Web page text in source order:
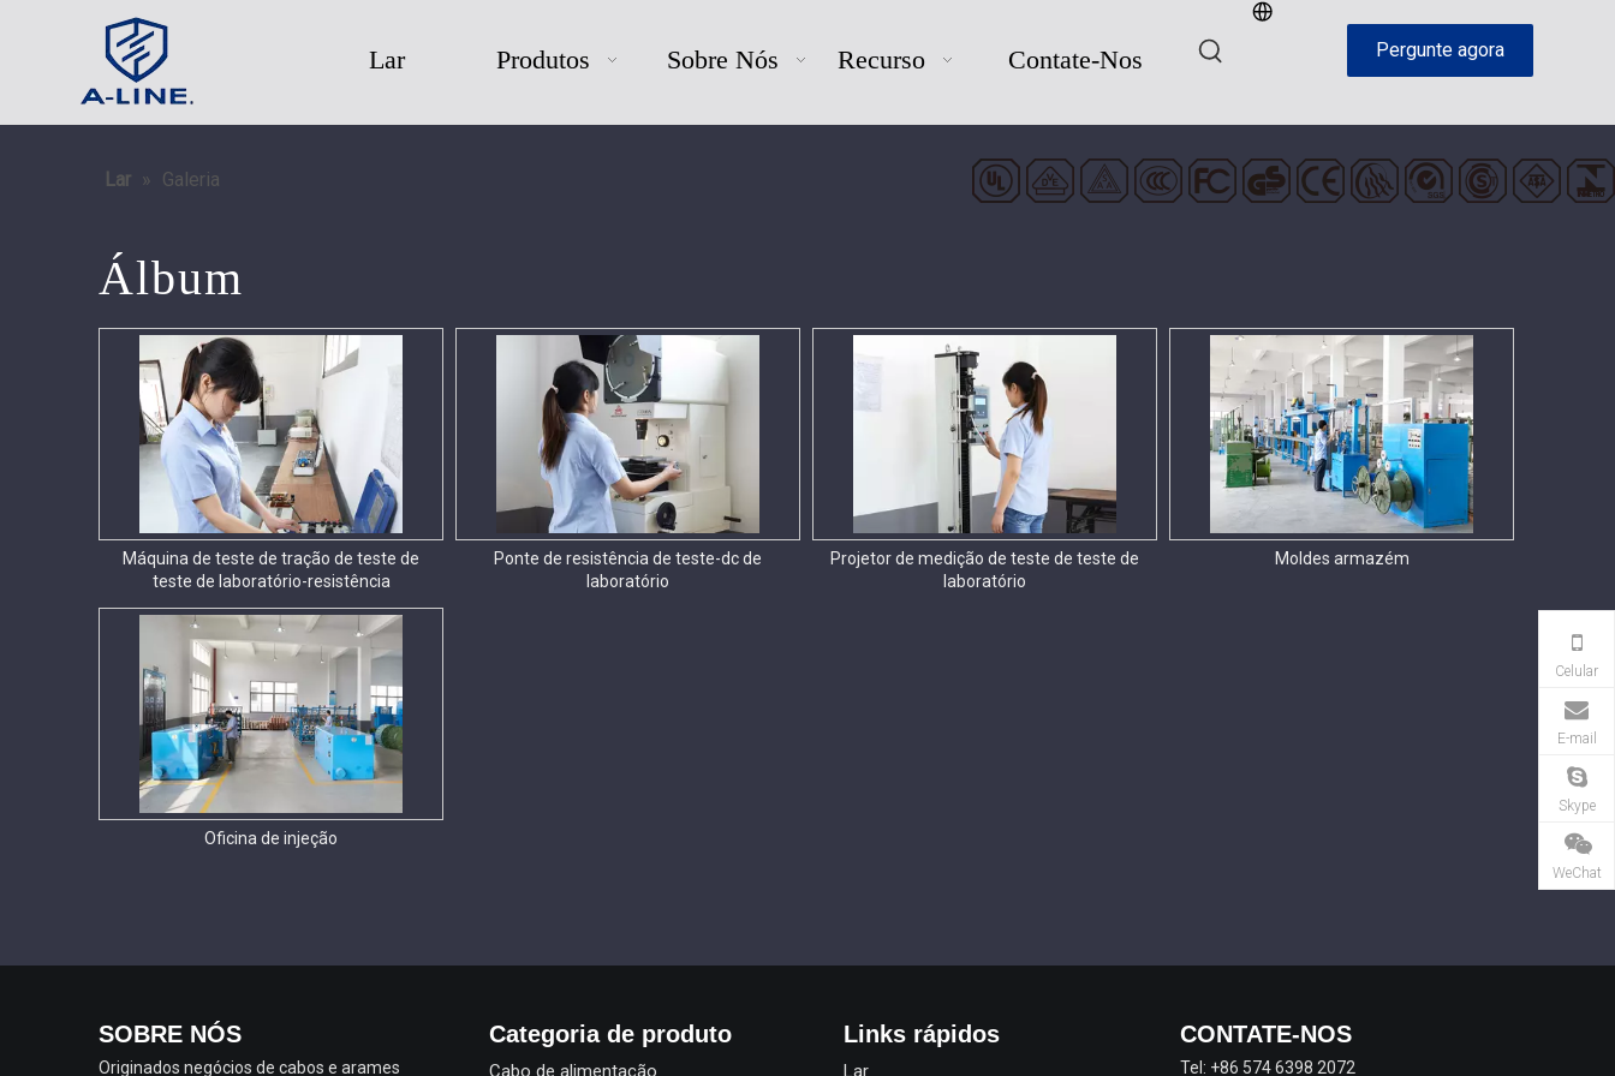
Lar Produtos Sobre Nós Recurso Contate-Nos Pergunte agora
Lar » Galeria
Álbum
Máquina de teste de tração de teste de
teste de laboratório-resistência
Ponte de resistência de teste-dc de
laboratório
Projetor de medição de teste de teste de
laboratório
Moldes armazém
Oficina de injeção
SOBRE NÓS
Originados negócios de cabos e arames
Celular
E-mail
Skype
WeChat
Categoria de produto
Cabo de alimentação
Links rápidos
Lar
CONTATE-NOS
Tel: +86 574 6398 2072